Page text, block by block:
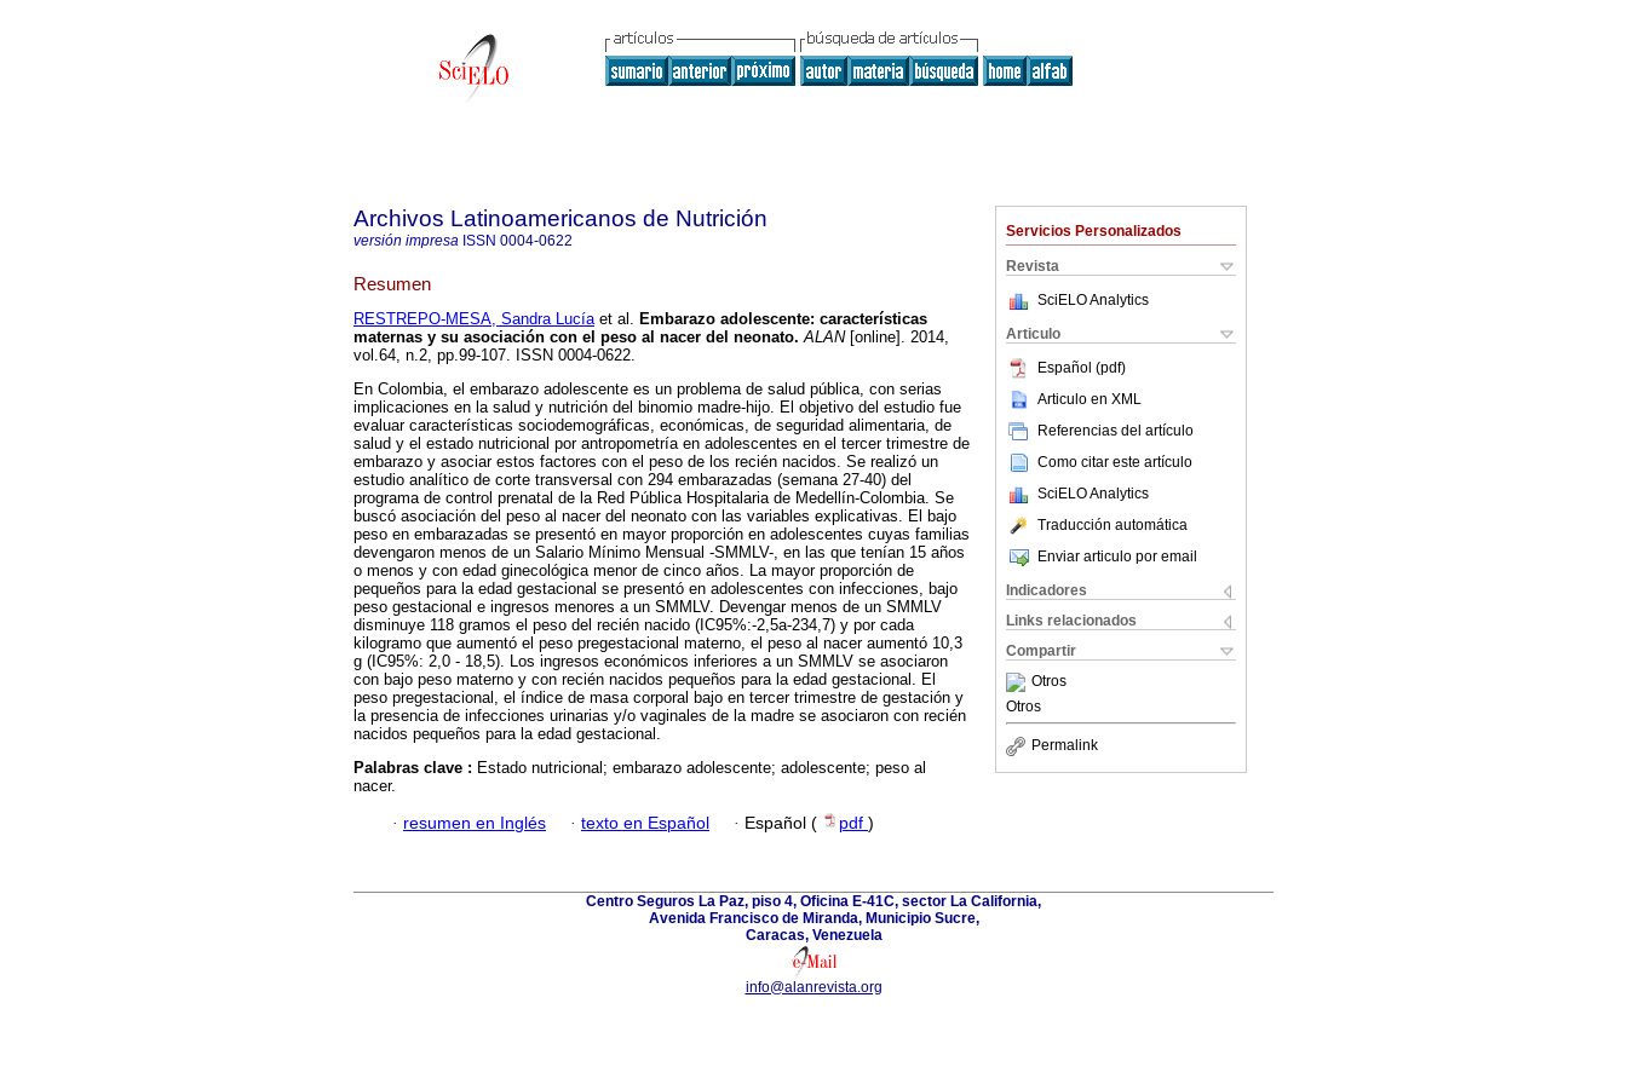
Servicios Personalizados
Revista
SciELO Analytics
Articulo
Español (pdf)
Articulo en XML
Referencias del artículo
Como citar este artículo
SciELO Analytics
Traducción automática
Enviar articulo por email
Indicadores
Links relacionados
Compartir
Otros
Otros
Permalink
Archivos Latinoamericanos de Nutrición
versión impresa ISSN 0004-0622
Resumen
RESTREPO-MESA, Sandra Lucíaet al. Embarazo adolescente: características
maternas y su asociación con el peso al nacer del neonato. ALAN[online]. 2014,
vol.64, n.2, pp.99-107. ISSN 0004-0622.
En Colombia, el embarazo adolescente es un problema de salud pública, con serias
implicaciones en la salud y nutrición del binomio madre-hijo. El objetivo del estudio fue
evaluar características sociodemográficas, económicas, de seguridad alimentaria, de
salud y el estado nutricional por antropometría en adolescentes en el tercer trimestre de
embarazo y asociar estos factores con el peso de los recién nacidos. Se realizó un
estudio analítico de corte transversal con 294 embarazadas (semana 27-40) del
programa de control prenatal de la Red Pública Hospitalaria de Medellín-Colombia. Se
buscó asociación del peso al nacer del neonato con las variables explicativas. El bajo
peso en embarazadas se presentó en mayor proporción en adolescentes cuyas familias
devengaron menos de un Salario Mínimo Mensual -SMMLV-, en las que tenían 15 años
o menos y con edad ginecológica menor de cinco años. La mayor proporción de
pequeños para la edad gestacional se presentó en adolescentes con infecciones, bajo
peso gestacional e ingresos menores a un SMMLV. Devengar menos de un SMMLV
disminuye 118 gramos el peso del recién nacido (IC95%:-2,5a-234,7) y por cada
kilogramo que aumentó el peso pregestacional materno, el peso al nacer aumentó 10,3
g (IC95%: 2,0 - 18,5). Los ingresos económicos inferiores a un SMMLV se asociaron
con bajo peso materno y con recién nacidos pequeños para la edad gestacional. El
peso pregestacional, el índice de masa corporal bajo en tercer trimestre de gestación y
la presencia de infecciones urinarias y/o vaginales de la madre se asociaron con recién
nacidos pequeños para la edad gestacional.
Palabras clave : Estado nutricional; embarazo adolescente; adolescente; peso al
nacer.
· resumen en Inglés · texto en Español · Español ( pdf )
Centro Seguros La Paz, piso 4, Oficina E-41C, sector La California,
Avenida Francisco de Miranda, Municipio Sucre,
Caracas, Venezuela
info@alanrevista.org